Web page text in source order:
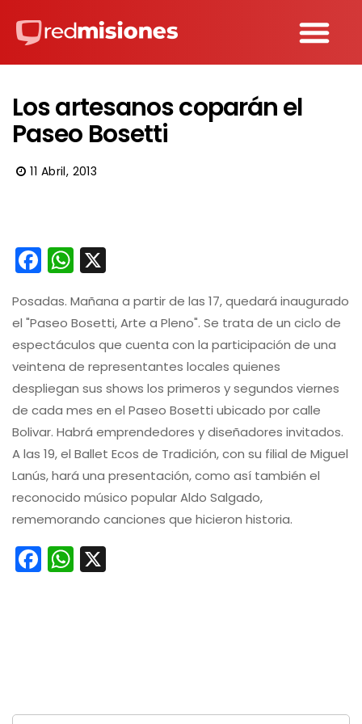
Los artesanos coparán el
Paseo Bosetti
11 Abril, 2013
Facebook
WhatsApp
Posadas. Mañana a partir de las 17, quedará inaugurado
el "Paseo Bosetti, Arte a Pleno". Se trata de un ciclo de
espectáculos que cuenta con la participación de una
veintena de representantes locales quienes
despliegan sus shows los primeros y segundos viernes
de cada mes en el Paseo Bosetti ubicado por calle
Bolivar. Habrá emprendedores y diseñadores invitados.
A las 19, el Ballet Ecos de Tradición, con su filial de Miguel
Lanús, hará una presentación, como así también el
reconocido músico popular Aldo Salgado,
rememorando canciones que hicieron historia.
Facebook
WhatsApp